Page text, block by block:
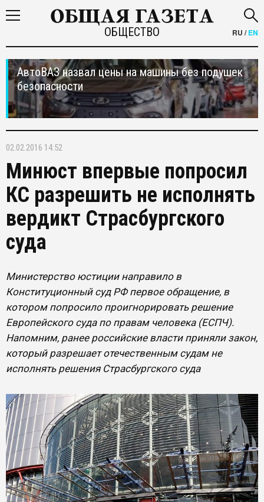
ОБЩЕСТВО RU /EN
АвтоВАЗ назвал цены на машины без подушек
безопасности
02.02.2016 14:52
Минюст впервые попросил
КС разрешить не исполнять
вердикт Страсбургского
суда
Министерство юстиции направило в
Конституционный суд РФ первое обращение, в
котором попросило проигнорировать решение
Европейского суда по правам человека (ЕСПЧ).
Напомним, ранее российские власти приняли закон,
который разрешает отечественным судам не
исполнять решения Страсбургского суда